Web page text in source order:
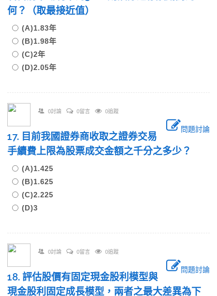
何？（取最接近值）
(A)1.83年
(B)1.98年
(C)2年
(D)2.05年
0討論 0留言 0追蹤
問題討論
17. 目前我國證券商收取之證券交易
手續費上限為股票成交金額之千分之多少？
(A)1.425
(B)1.625
(C)2.225
(D)3
0討論 0留言 0追蹤
問題討論
18. 評估股價有固定現金股利模型與
現金股利固定成長模型，兩者之最大差異為下